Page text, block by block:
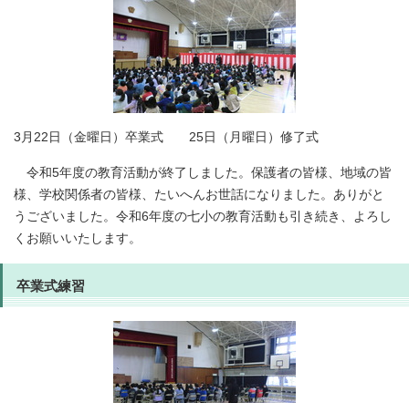
3月22日（金曜日）卒業式 25日（月曜日）修了式
令和5年度の教育活動が終了しました。保護者の皆様、地域の皆
様、学校関係者の皆様、たいへんお世話になりました。ありがと
うございました。令和6年度の七小の教育活動も引き続き、よろし
くお願いいたします。
卒業式練習